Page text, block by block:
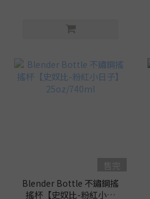
Blender Bottle 不鏽鋼搖
搖杯【史奴比-粉紅小日